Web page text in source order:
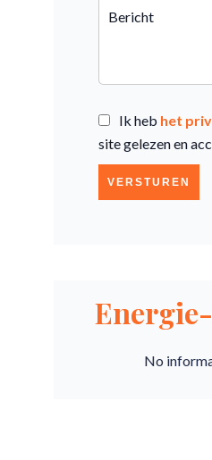
Ik heb het
site gelezen en
VERSTUREN
No